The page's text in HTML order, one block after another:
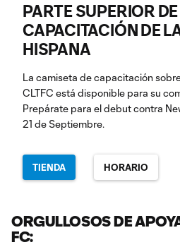
PARTE SUPERIOR
CAPACITACIÓN DE
HISPANA
La camiseta de capacitación
CLTFC está disponible para su
Prepárate para el debut contra
21 de Septiembre.
TIENDA HORARIO
ORGULLOSOS DE
FC: